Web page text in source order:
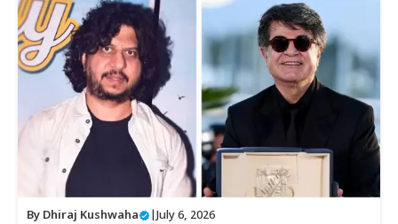
By Dhiraj Kushwaha July 6, 2026